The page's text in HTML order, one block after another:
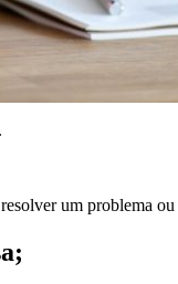
um problema ou